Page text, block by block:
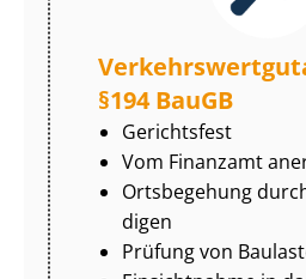
§194 BauGB
Gerichtsfest
Vom Finanzamt
Ortsbegehung
di­gen
Prüfung von